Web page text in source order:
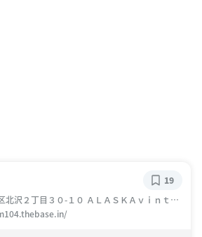
北沢２丁目３０-１０ ＡＬＡＳＫＡｖｉｎｔａ
ｉｎｇ
19